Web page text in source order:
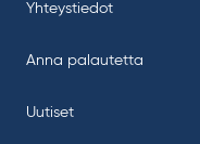
Yhteystiedot
Anna palautetta
Uutiset